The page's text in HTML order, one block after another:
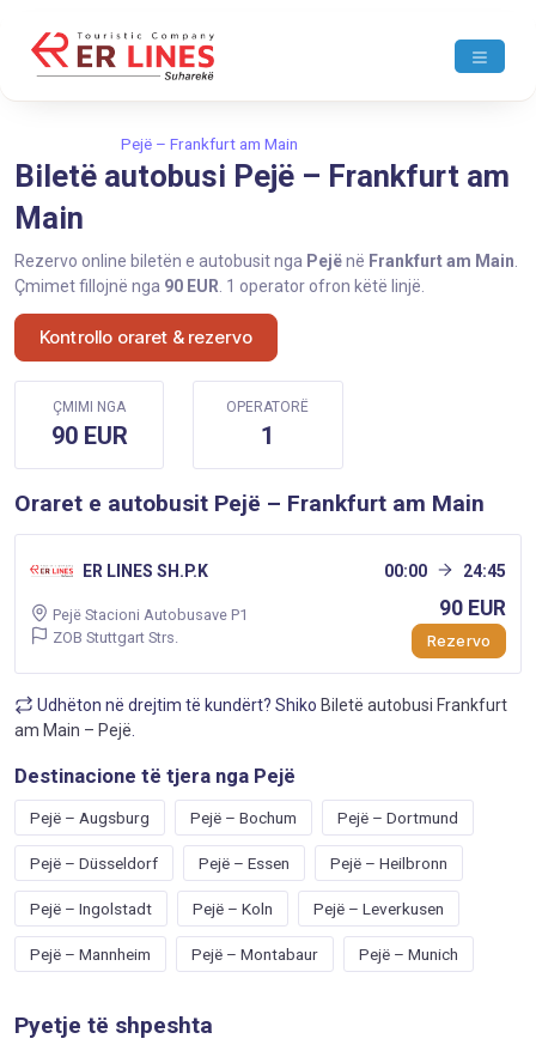
Pejë – Frankfurt am Main
Biletë autobusi Pejë – Frankfurt am
Main
Rezervo online biletën e autobusit nga Pejënë Frankfurt am Main
Çmimet fillojnë nga 90 EUR . 1 operator ofron këtë linjë.
Kontrollo oraret & rezervo
ÇMIMI NGA
90 EUR
OPERATORË
1
Oraret e autobusit Pejë – Frankfurt am Main
ER LINES SH.P.K 00:00 24:45
Pejë Stacioni Autobusave P1
ZOB Stuttgart Strs.
90 EUR
Rezervo
Udhëton në drejtim të kundërt? Shiko Biletë autobusi Frankfurt
am Main – Pejë
Destinacione të tjera nga Pejë
Pejë – Augsburg Pejë – Bochum Pejë – Dortmund
Pejë – Düsseldorf Pejë – Essen Pejë – Heilbronn
Pejë – Ingolstadt Pejë – Koln Pejë – Leverkusen
Pejë – Mannheim Pejë – Montabaur Pejë – Munich
Pyetje të shpeshta